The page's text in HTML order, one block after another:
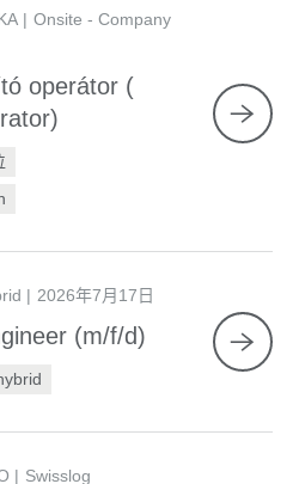
Onsite - Company
operátor (
2026年7月17日
(m/f/d)
Swisslog